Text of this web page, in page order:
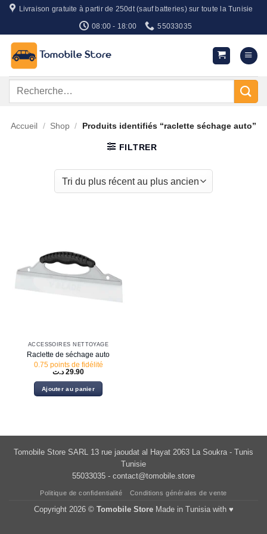
Passer
contenu
Livraison gratuite à partir de 250dt (sauf batteries) sur toute la Tunisie
08:00 - 18:00 55033035
Recherche
Accueil / Shop / Produits identifiés “raclette séchage auto”
FILTRER
ACCESSOIRES NETTOYAGE
Raclette de séchage auto
0.75 points de fidélité
29.90 د.ت
Ajouter au panier
Tomobile Store SARL 13 rue jaoudat al Hayat 2063 La Soukra - Tunis
Tunisie
55033035 - contact@tomobile.store
Politique de confidentialité Conditions générales de vente
Copyright 2026 © Tomobile StoreMade in Tunisia with ♥